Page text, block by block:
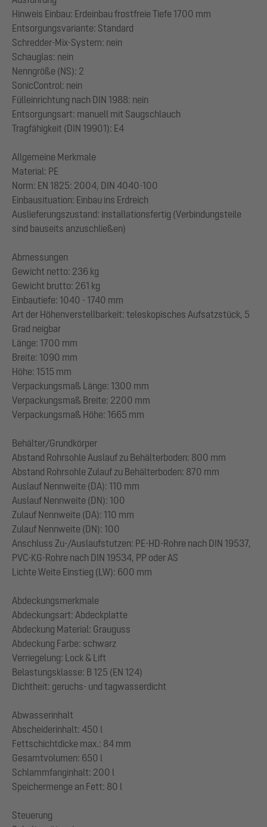
Hinweis Einbau: Erdeinbau frostfreie Tiefe 1700 mm
Entsorgungsvariante: Standard
Schredder-Mix-System: nein
Schauglas: nein
Nenngröße (NS): 2
SonicControl: nein
Fülleinrichtung nach DIN 1988: nein
Entsorgungsart: manuell mit Saugschlauch
Tragfähigkeit (DIN 19901): E4
Allgemeine Merkmale
Material: PE
Norm: EN 1825: 2004, DIN 4040-100
Einbausituation: Einbau ins Erdreich
Auslieferungszustand: installationsfertig (Verbindungsteile
sind bauseits anzuschließen)
Abmessungen
Gewicht netto: 236 kg
Gewicht brutto: 261 kg
Einbautiefe: 1040 - 1740 mm
Art der Höhenverstellbarkeit: teleskopisches Aufsatzstück, 5
Grad neigbar
Länge: 1700 mm
Breite: 1090 mm
Höhe: 1515 mm
Verpackungsmaß Länge: 1300 mm
Verpackungsmaß Breite: 2200 mm
Verpackungsmaß Höhe: 1665 mm
Behälter/Grundkörper
Abstand Rohrsohle Auslauf zu Behälterboden: 800 mm
Abstand Rohrsohle Zulauf zu Behälterboden: 870 mm
Auslauf Nennweite (DA): 110 mm
Auslauf Nennweite (DN): 100
Zulauf Nennweite (DA): 110 mm
Zulauf Nennweite (DN): 100
Anschluss Zu-/Auslaufstutzen: PE-HD-Rohre nach DIN 19537,
PVC-KG-Rohre nach DIN 19534, PP oder AS
Lichte Weite Einstieg (LW): 600 mm
Abdeckungsmerkmale
Abdeckungsart: Abdeckplatte
Abdeckung Material: Grauguss
Abdeckung Farbe: schwarz
Verriegelung: Lock & Lift
Belastungsklasse: B 125 (EN 124)
Dichtheit: geruchs- und tagwasserdicht
Abwasserinhalt
Abscheiderinhalt: 450 l
Fettschichtdicke max.: 84 mm
Gesamtvolumen: 650 l
Schlammfanginhalt: 200 l
Speichermenge an Fett: 80 l
Steuerung